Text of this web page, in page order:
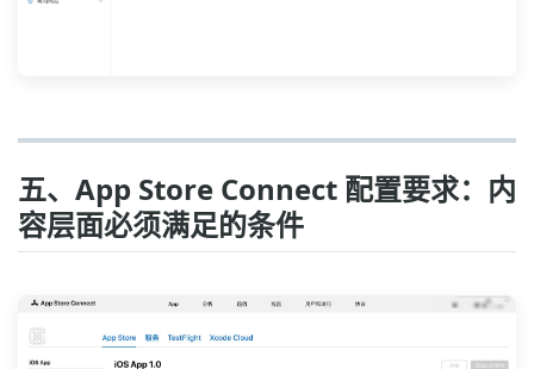
五、App Store Connect 配置要求：内
容层面必须满足的条件